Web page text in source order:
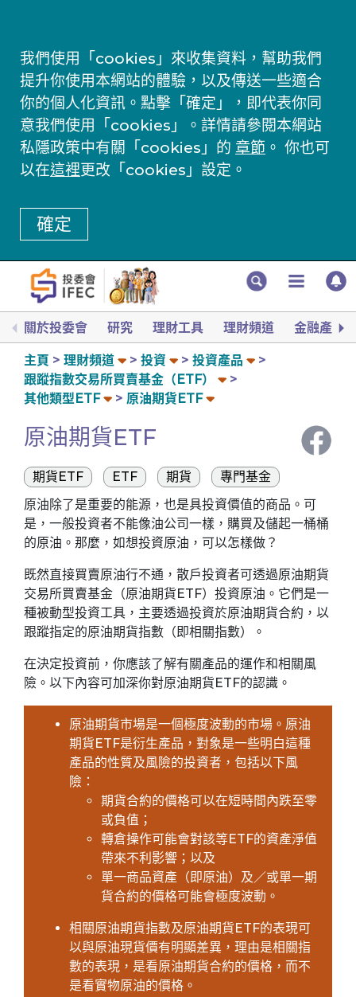
我們使用「cookies」來收集資料，幫助我們
提升你使用本網站的體驗，以及傳送一些適合
你的個人化資訊。點擊「確定」，即代表你同
意我們使用「cookies」。詳情請參閱本網站
私隱政策中有關「cookies」的 章節 。 你也可
以在這裡更改「cookies」設定。
確定
關於投委會 研究 理財工具 理財頻道 金融產品
主頁 理財頻道 投資
投資產品
跟蹤指數交易所買賣基金（ETF）
其他類型ETF
原油期貨ETF
原油期貨ETF
期貨ETF ETF 期貨
專門基金
原油除了是重要的能源，也是具投資價值的商品。可
是，一般投資者不能像油公司一樣，購買及儲起一桶桶
的原油。那麼，如想投資原油，可以怎樣做？
既然直接買賣原油行不通，散戶投資者可透過原油期貨
交易所買賣基金（原油期貨ETF）投資原油。它們是一
種被動型投資工具，主要透過投資於原油期貨合約，以
跟蹤指定的原油期貨指數（即相關指數）。
在決定投資前，你應該了解有關產品的運作和相關風
險。以下內容可加深你對原油期貨ETF的認識。
原油期貨市場是一個極度波動的市場。原油
期貨ETF是衍生產品，對象是一些明白這種
產品的性質及風險的投資者，包括以下風
險：
期貨合約的價格可以在短時間內跌至零
或負值；
轉倉操作可能會對該等ETF的資產淨值
帶來不利影響；以及
單一商品資產（即原油）及／或單一期
貨合約的價格可能會極度波動。
相關原油期貨指數及原油期貨ETF的表現可
以與原油現貨價有明顯差異，理由是相關指
數的表現，是看原油期貨合約的價格，而不
是看實物原油的價格。